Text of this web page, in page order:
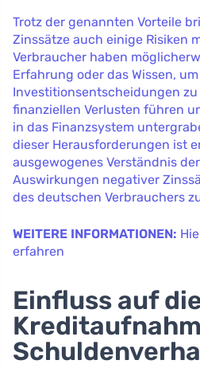
Trotz der genannten Vorteile
Zinssätze auch einige Risiken
Verbraucher haben
Erfahrung oder das Wissen,
Investitionsentscheidungen zu
finanziellen Verlusten führen
in das Finanzsystem
dieser Herausforderungen ist
ausgewogenes Verständnis
Auswirkungen negativer
des deutschen Verbrauchers
WEITERE INFORMATIONEN:
erfahren
Einfluss auf